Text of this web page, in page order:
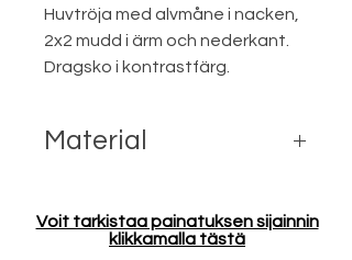
Huvtröja med alvmåne i nacken,
2x2 mudd i ärm och nederkant.
Dragsko i kontrastfärg.
Material
g/m²
Voit tarkistaa painatuksen sijainnin
klikkamalla tästä